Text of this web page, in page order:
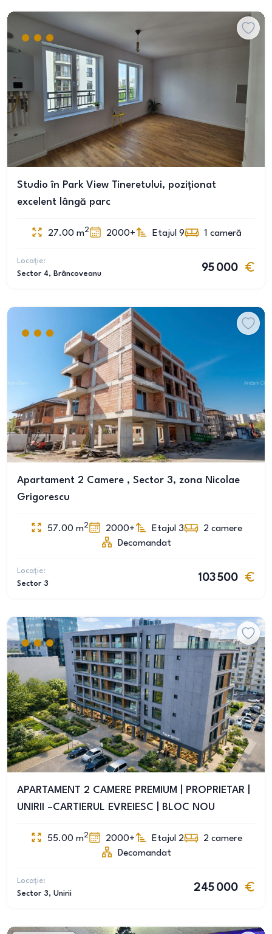
Studio în Park View Tineretului, poziționat
excelent lângă parc
27.00 m2 2000+ Etajul 9 1 cameră
Locație:
Sector 4, Brâncoveanu
95 000
Apartament 2 Camere , Sector 3, zona Nicolae
Grigorescu
57.00 m2 2000+ Etajul 3 2 camere
Decomandat
Locație:
Sector 3
103 500
APARTAMENT 2 CAMERE PREMIUM | PROPRIETAR |
UNIRII –CARTIERUL EVREIESC | BLOC NOU
55.00 m2 2000+ Etajul 2 2 camere
Decomandat
Locație:
Sector 3, Unirii
245 000